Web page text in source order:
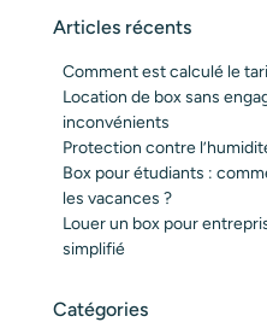
Articles récents
Comment est calculé le
Location de box sans
inconvénients
Protection contre
Box pour étudiants :
les vacances ?
Louer un box pour
simplifié
Catégories